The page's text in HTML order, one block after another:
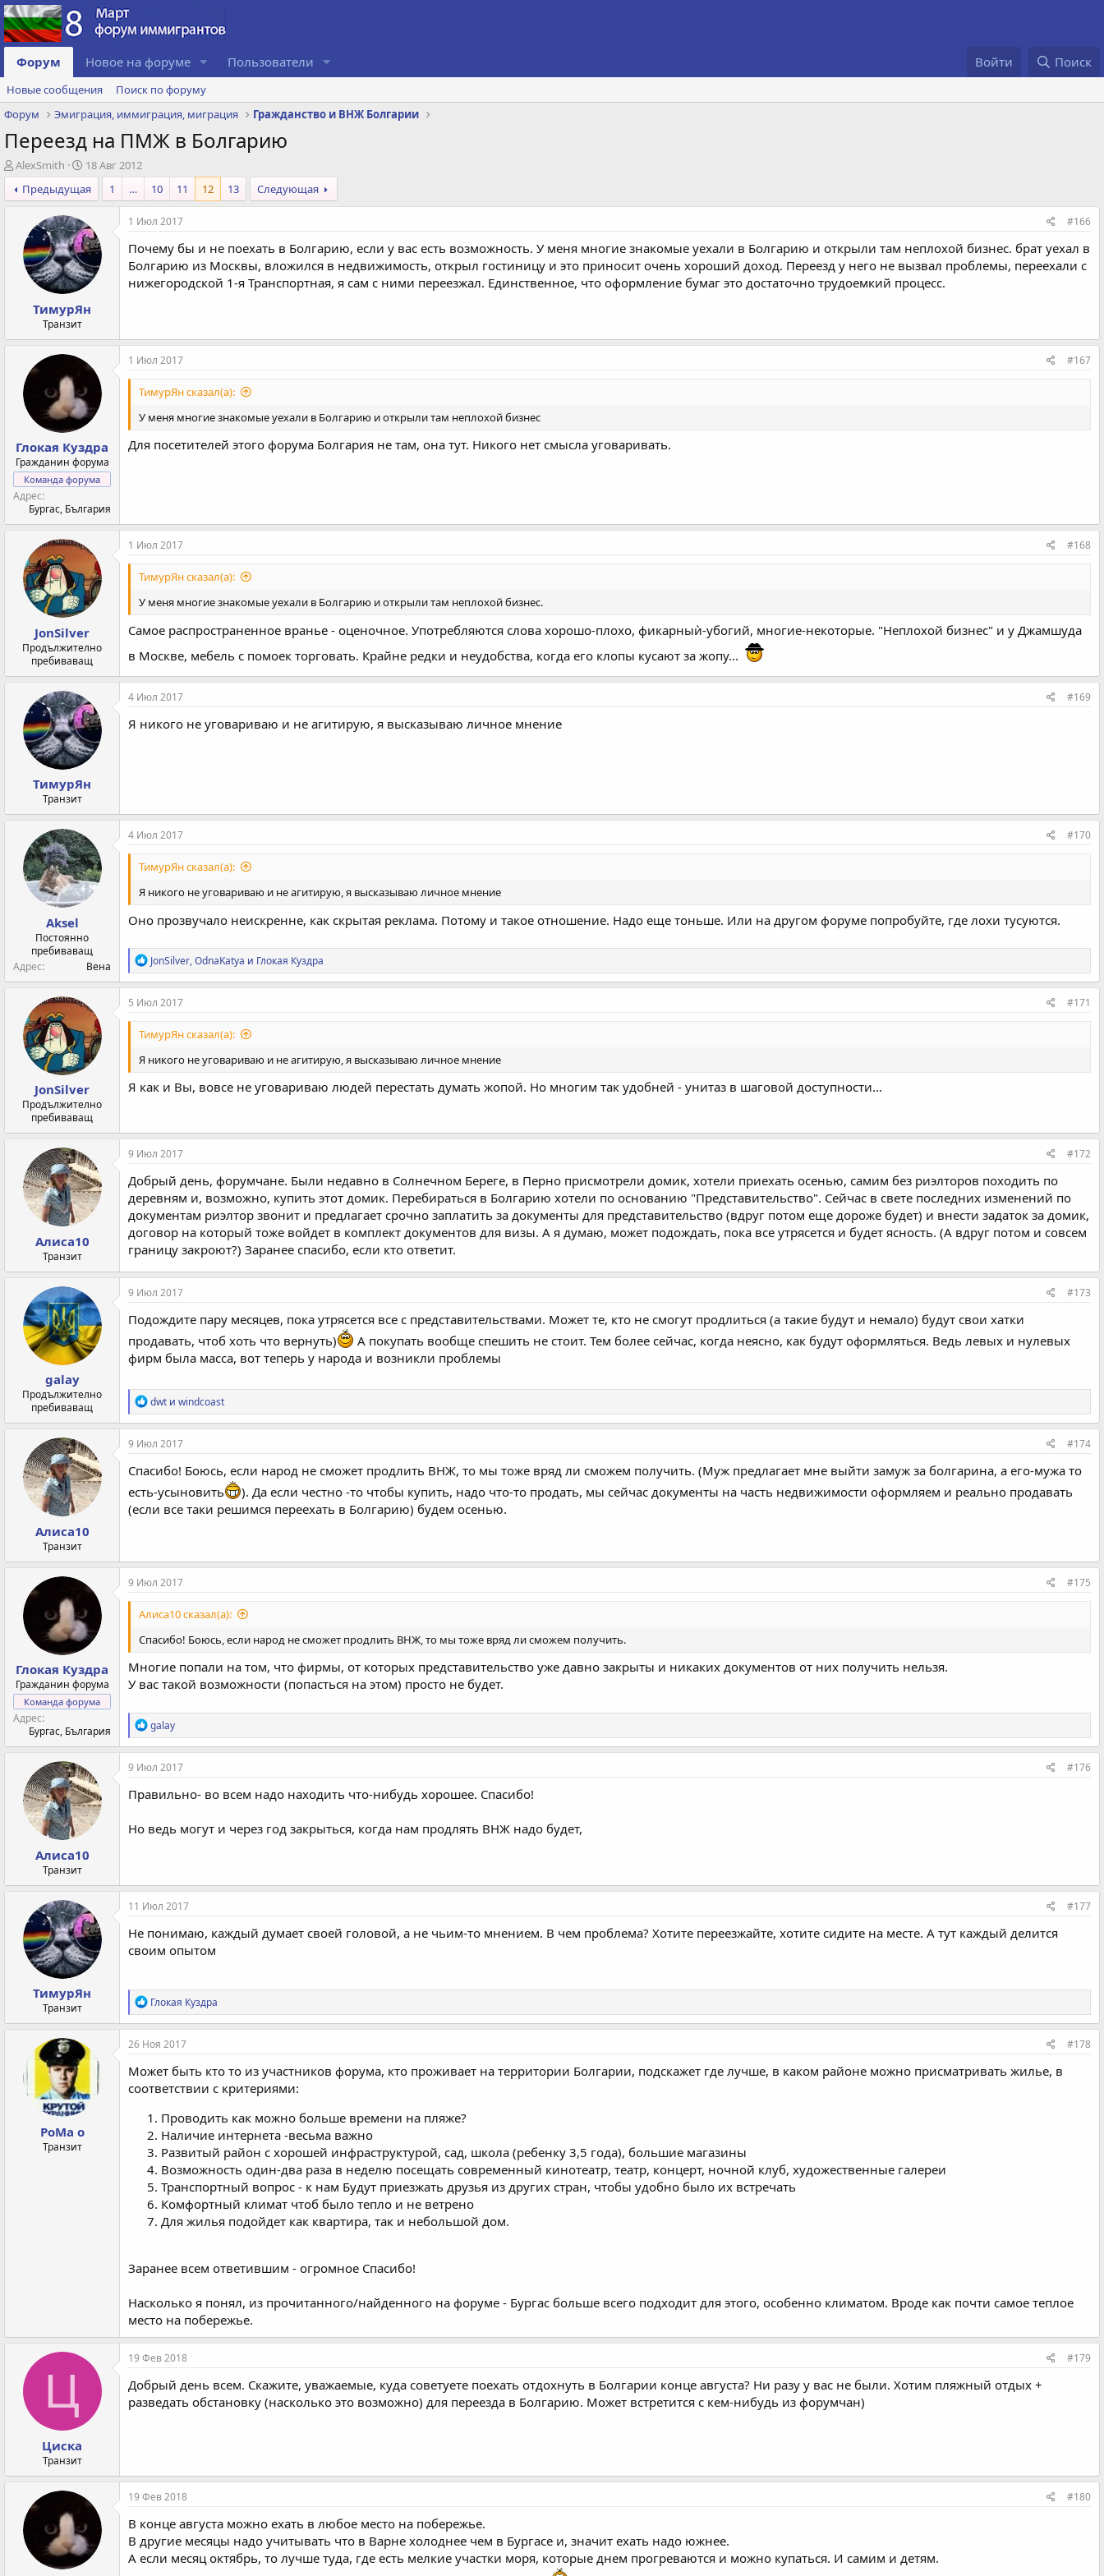
Форум Новое на форуме Пользователи Войти Поиск
Новые сообщения
Поиск по форуму
Форум
Эмиграция, иммиграция, миграция Гражданство и ВНЖ Болгарии
Переезд на ПМЖ в Болгарию
А
в
т
AlexSmith
Д
а
т
с
о
з
д
а
и
18 Авг 2012
Предыдущая
1 … 10 11 12 13 Следующая
ТимурЯн
Транзит
1 Июл 2017 #166
Почему бы и не поехать в Болгарию, если у вас есть возможность. У меня многие знакомые уехали в Болгарию и открыли там неплохой бизнес. брат уехал в
Болгарию из Москвы, вложился в недвижимость, открыл гостиницу и это приносит очень хороший доход. Переезд у него не вызвал проблемы, переехали с
нижегородской 1-я Транспортная, я сам с ними переезжал. Единственное, что оформление бумаг это достаточно трудоемкий процесс.
Глокая Куздра
Гражданин форума
Команда форума
Адрес
Бургас, България
1 Июл 2017 #167
ТимурЯн сказал(а):
У меня многие знакомые уехали в Болгарию и открыли там неплохой бизнес
Для посетителей этого форума Болгария не там, она тут. Никого нет смысла уговаривать.
JonSilver
Продължително
пребиваващ
1 Июл 2017 #168
ТимурЯн сказал(а):
У меня многие знакомые уехали в Болгарию и открыли там неплохой бизнес.
Самое распространенное вранье - оценочное. Употребляются слова хорошо-плохо, фикарныѝ-убогий, многие-некоторые. "Неплохой бизнес" и у Джамшуда
в Москве, мебель с помоек торговать. Крайне редки и неудобства, когда его клопы кусают за жопу...
ТимурЯн
Транзит
4 Июл 2017 #169
Я никого не уговариваю и не агитирую, я высказываю личное мнение
Aksel
Постоянно
пребиваващ
Адрес
Вена
4 Июл 2017 #170
ТимурЯн сказал(а):
Я никого не уговариваю и не агитирую, я высказываю личное мнение
Оно прозвучало неискренне, как скрытая реклама. Потому и такое отношение. Надо еще тоньше. Или на другом форуме попробуйте, где лохи тусуются.
Р
е
а
к
и
JonSilver,OdnaKatya и Глокая Куздра
JonSilver
Продължително
пребиваващ
5 Июл 2017 #171
ТимурЯн сказал(а):
Я никого не уговариваю и не агитирую, я высказываю личное мнение
Я как и Вы, вовсе не уговариваю людей перестать думать жопой. Но многим так удобней - унитаз в шаговой доступности...
Алиса10
Транзит
9 Июл 2017 #172
Добрый день, форумчане. Были недавно в Солнечном Береге, в Перно присмотрели домик, хотели приехать осенью, самим без риэлторов походить по
деревням и, возможно, купить этот домик. Перебираться в Болгарию хотели по основанию "Представительство". Сейчас в свете последних изменений по
документам риэлтор звонит и предлагает срочно заплатить за документы для представительство (вдруг потом еще дороже будет) и внести задаток за домик,
договор на который тоже войдет в комплект документов для визы. А я думаю, может подождать, пока все утрясется и будет ясность. (А вдруг потом и совсем
границу закроют?) Заранее спасибо, если кто ответит.
galay
Продължително
пребиваващ
9 Июл 2017 #173
Подождите пару месяцев, пока утрясется все с представительствами. Может те, кто не смогут продлиться (а такие будут и немало) будут свои хатки
продавать, чтоб хоть что вернуть)
А покупать вообще спешить не стоит. Тем более сейчас, когда неясно, как будут оформляться. Ведь левых и нулевых
фирм была масса, вот теперь у народа и возникли проблемы
Р
е
а
к
и
и
:
dwt и windcoast
Алиса10
Транзит
9 Июл 2017 #174
Спасибо! Боюсь, если народ не сможет продлить ВНЖ, то мы тоже вряд ли сможем получить. (Муж предлагает мне выйти замуж за болгарина, а его-мужа то
есть-усыновить
). Да если честно -то чтобы купить, надо что-то продать, мы сейчас документы на часть недвижимости оформляем и реально продавать
(если все таки решимся переехать в Болгарию) будем осенью.
Глокая Куздра
Гражданин форума
Команда форума
Адрес
Бургас, България
9 Июл 2017 #175
Алиса10 сказал(а):
Спасибо! Боюсь, если народ не сможет продлить ВНЖ, то мы тоже вряд ли сможем получить.
Многие попали на том, что фирмы, от которых представительство уже давно закрыты и никаких документов от них получить нельзя.
У вас такой возможности (попасться на этом) просто не будет.
Р
е
а
к
и
и
galay
Алиса10
Транзит
9 Июл 2017 #176
Правильно- во всем надо находить что-нибудь хорошее. Спасибо!
Но ведь могут и через год закрыться, когда нам продлять ВНЖ надо будет,
ТимурЯн
Транзит
11 Июл 2017 #177
Не понимаю, каждый думает своей головой, а не чьим-то мнением. В чем проблема? Хотите переезжайте, хотите сидите на месте. А тут каждый делится
своим опытом
Р
е
а
к
и
и
:
Глокая Куздра
PoMa o
Транзит
26 Ноя 2017 #178
Может быть кто то из участников форума, кто проживает на территории Болгарии, подскажет где лучше, в каком районе можно присматривать жилье, в
соответствии с критериями:
Проводить как можно больше времени на пляже?
Наличие интернета -весьма важно
Развитый район с хорошей инфраструктурой, сад, школа (ребенку 3,5 года), большие магазины
Возможность один-два раза в неделю посещать современный кинотеатр, театр, концерт, ночной клуб, художественные галереи
Транспортный вопрос - к нам Будут приезжать друзья из других стран, чтобы удобно было их встречать
Комфортный климат чтоб было тепло и не ветрено
Для жилья подойдет как квартира, так и небольшой дом.
Заранее всем ответившим - огромное Спасибо!
Насколько я понял, из прочитанного/найденного на форуме - Бургас больше всего подходит для этого, особенно климатом. Вроде как почти самое теплое
место на побережье.
Ц
Циска
Транзит
19 Фев 2018 #179
Добрый день всем. Скажите, уважаемые, куда советуете поехать отдохнуть в Болгарии конце августа? Ни разу у вас не были. Хотим пляжный отдых +
разведать обстановку (насколько это возможно) для переезда в Болгарию. Может встретится с кем-нибудь из форумчан)
19 Фев 2018 #180
В конце августа можно ехать в любое место на побережье.
В другие месяцы надо учитывать что в Варне холоднее чем в Бургасе и, значит ехать надо южнее.
А если месяц октябрь, то лучше туда, где есть мелкие участки моря, которые днем прогреваются и можно купаться. И самим и детям.